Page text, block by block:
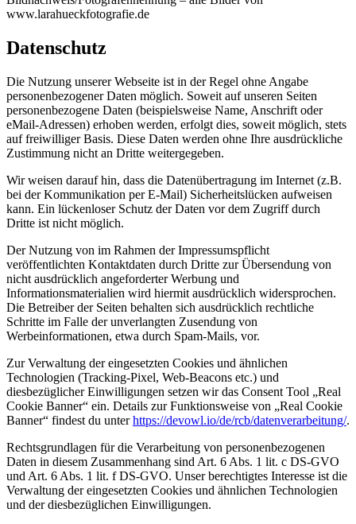
www.larahueckfotografie.de
Datenschutz
Die Nutzung unserer Webseite ist in der Regel ohne Angabe
personenbezogener Daten möglich. Soweit auf unseren Seiten
personenbezogene Daten (beispielsweise Name, Anschrift oder
eMail-Adressen) erhoben werden, erfolgt dies, soweit möglich, stets
auf freiwilliger Basis. Diese Daten werden ohne Ihre ausdrückliche
Zustimmung nicht an Dritte weitergegeben.
Wir weisen darauf hin, dass die Datenübertragung im Internet (z.B.
bei der Kommunikation per E-Mail) Sicherheitslücken aufweisen
kann. Ein lückenloser Schutz der Daten vor dem Zugriff durch
Dritte ist nicht möglich.
Der Nutzung von im Rahmen der Impressumspflicht
veröffentlichten Kontaktdaten durch Dritte zur Übersendung von
nicht ausdrücklich angeforderter Werbung und
Informationsmaterialien wird hiermit ausdrücklich widersprochen.
Die Betreiber der Seiten behalten sich ausdrücklich rechtliche
Schritte im Falle der unverlangten Zusendung von
Werbeinformationen, etwa durch Spam-Mails, vor.
Zur Verwaltung der eingesetzten Cookies und ähnlichen
Technologien (Tracking-Pixel, Web-Beacons etc.) und
diesbezüglicher Einwilligungen setzen wir das Consent Tool „Real
Cookie Banner“ ein. Details zur Funktionsweise von „Real Cookie
Banner“ findest du unterhttps://devowl.io/de/rcb/datenverarbeitung/.
Rechtsgrundlagen für die Verarbeitung von personenbezogenen
Daten in diesem Zusammenhang sind Art. 6 Abs. 1 lit. c DS-GVO
und Art. 6 Abs. 1 lit. f DS-GVO. Unser berechtigtes Interesse ist die
Verwaltung der eingesetzten Cookies und ähnlichen Technologien
und der diesbezüglichen Einwilligungen.